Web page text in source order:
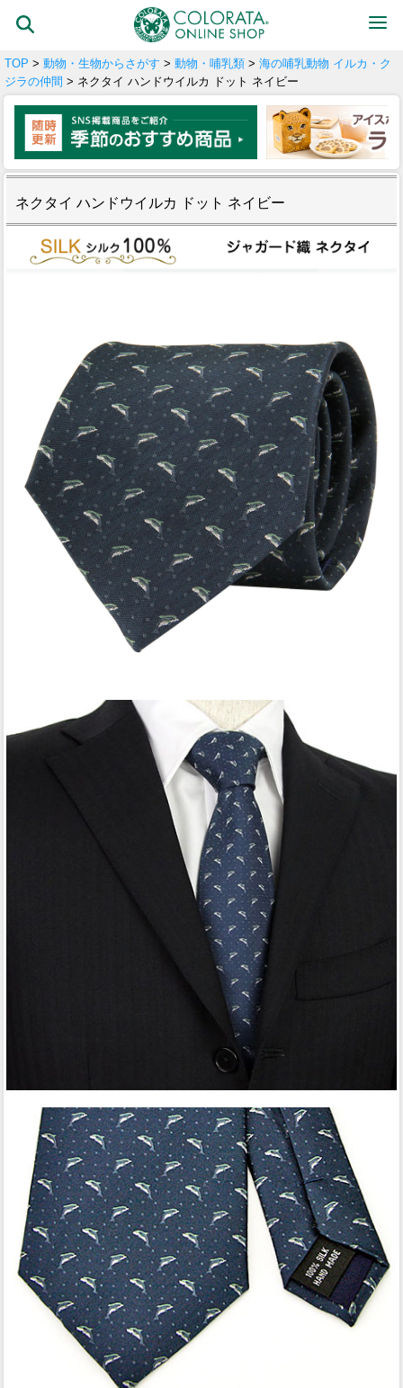
TOP > 動物・生物からさがす > 動物・哺乳類 > 海の哺乳動物 イルカ・ク
ジラの仲間 > ネクタイ ハンドウイルカ ドット ネイビー
ネクタイ ハンドウイルカ ドット ネイビー